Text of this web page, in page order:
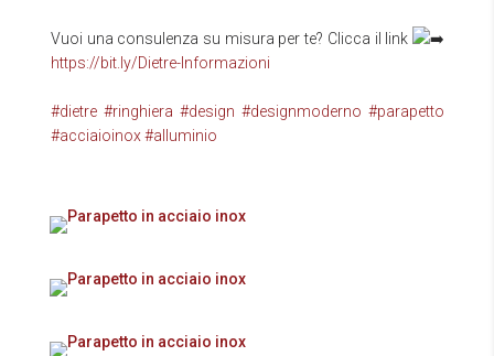
Vuoi una consulenza su misura per te? Clicca il link
https://bit.ly/Dietre-Informazioni
#dietre #ringhiera #design #designmoderno #parapetto
#acciaioinox #alluminio